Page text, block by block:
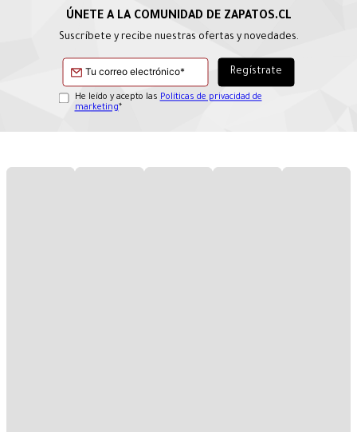
Suscríbete y recibe nuestras ofertas y novedades.
He leído y acepto las Políticas de privacidad de
marketing*